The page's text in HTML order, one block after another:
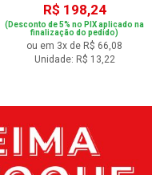
R$ 198,24
(Desconto de 5% no PIX aplicado na
finalização do pedido)
ou em 3x de R$ 66,08
Unidade: R$ 13,22